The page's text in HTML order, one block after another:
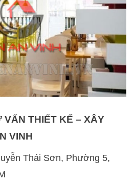
VẤN THIẾT KẾ – XÂY
VINH
Thái Sơn, Phường 5,